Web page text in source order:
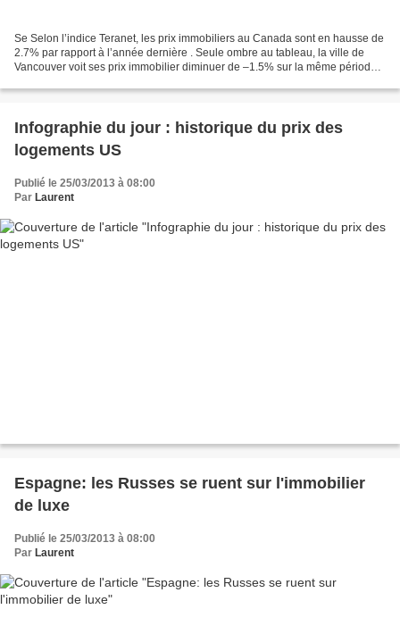
Se Selon l’indice Teranet, les prix immobiliers au Canada sont en hausse de
2.7% par rapport à l’année dernière . Seule ombre au tableau, la ville de
Vancouver voit ses prix immobilier diminuer de –1.5% sur la même période.
Infographie du jour : historique du prix des
logements US
Publié le 25/03/2013 à 08:00
Par Laurent
Espagne: les Russes se ruent sur l'immobilier
de luxe
Publié le 25/03/2013 à 08:00
Par Laurent